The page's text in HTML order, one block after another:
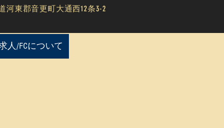
東郡音更町大通西12条3-2
人/FCについて